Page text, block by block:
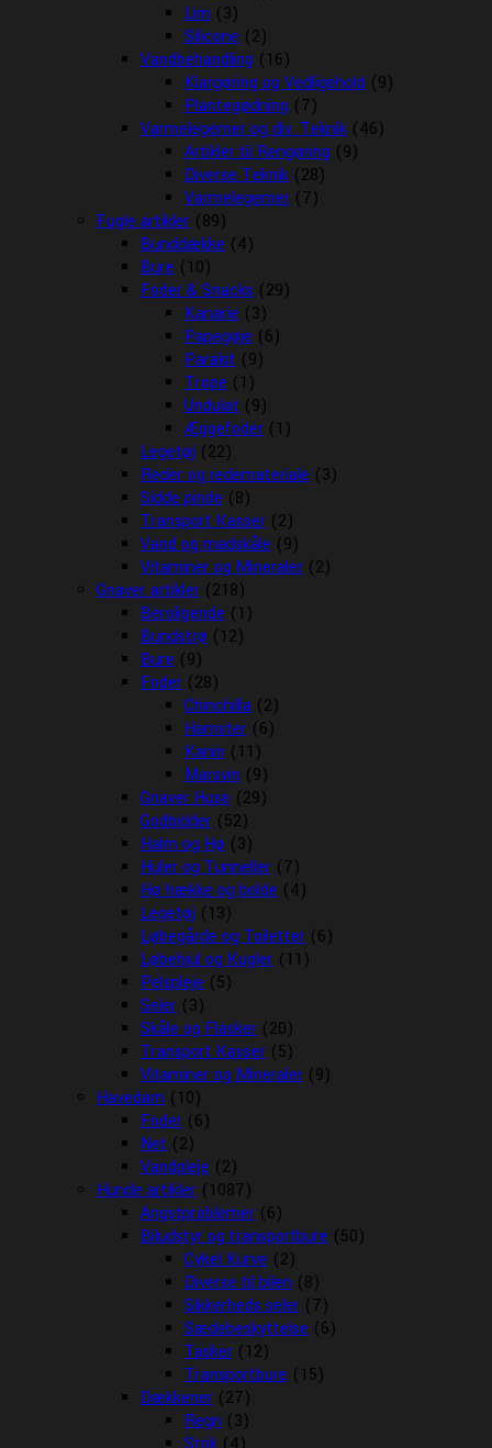
Lim (3)
Silicone (2)
Vandbehandling (16)
Klargøring og Vedligehold (9)
Plantegødning (7)
Varmelegemer og div. Teknik (46)
Artikler til Rengøring (9)
Diverse Teknik (28)
Varmelegemer (7)
Fugle artikler (89)
Bunddække (4)
Bure (10)
Foder & Snacks (29)
Kanarie (3)
Papegøje (6)
Parakit (9)
Trope (1)
Undulat (9)
Æggefoder (1)
Legetøj (22)
Reder og redemateriale (3)
Sidde pinde (8)
Transport Kasser (2)
Vand og madskåle (9)
Vitaminer og Mineraler (2)
Gnaver artikler (218)
Beroligende (1)
Bundstrø (12)
Bure (9)
Foder (28)
Chinchilla (2)
Hamster (6)
Kanin (11)
Marsvin (9)
Gnaver Huse (29)
Godbidder (52)
Halm og Hø (3)
Huler og Tunneller (7)
Hø hække og bolde (4)
Legetøj (13)
Løbegårde og Toiletter (6)
Løbehjul og Kugler (11)
Pelspleje (5)
Seler (3)
Skåle og Flasker (20)
Transport Kasser (5)
Vitaminer og Mineraler (9)
Havedam (10)
Foder (6)
Net (2)
Vandpleje (2)
Hunde artikler (1087)
Angstproblemer (6)
Biludstyr og transportbure (50)
Cykel Kurve (2)
Diverse til bilen (8)
Sikkerheds seler (7)
Sædebeskyttelse (6)
Tasker (12)
Transportbure (15)
Dækkener (27)
Regn (3)